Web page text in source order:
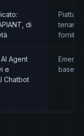
di
tenant
Agent
e
Chatbot
base al